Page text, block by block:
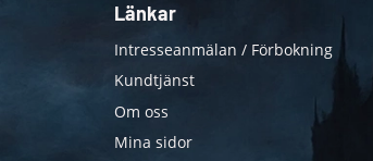
Länkar
Intresseanmälan / Förbokning
Kundtjänst
Om oss
Mina sidor